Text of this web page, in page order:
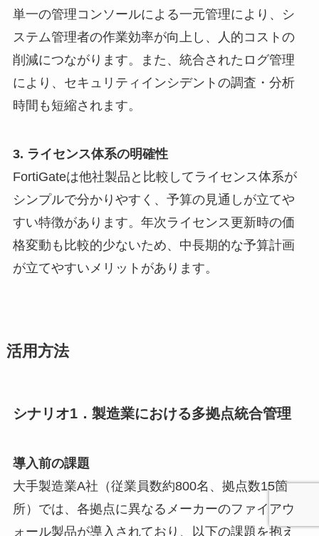
単一の管理コンソールによる一元管理により、シ
ステム管理者の作業効率が向上し、人的コストの
削減につながります。また、統合されたログ管理
により、セキュリティインシデントの調査・分析
時間も短縮されます。
3. ライセンス体系の明確性
FortiGateは他社製品と比較してライセンス体系が
シンプルで分かりやすく、予算の見通しが立てや
すい特徴があります。年次ライセンス更新時の価
格変動も比較的少ないため、中長期的な予算計画
が立てやすいメリットがあります。
活用方法
シナリオ1．製造業における多拠点統合管理
導入前の課題
大手製造業A社（従業員数約800名、拠点数15箇
所）では、各拠点に異なるメーカーのファイアウ
ォール製品が導入されており、以下の課題を抱え